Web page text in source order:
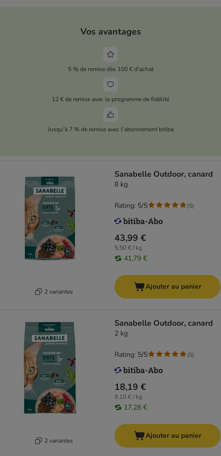
Vos avantages
5 % de remise dès 100 € d'achat
12 € de remise avec le programme de fidélité
Jusqu'à 7 % de remise avec l'abonnement bitiba
2 variantes
Sanabelle Outdoor, canard
8 kg
43,99 €
5,50 € / kg
41,79 €
Rating: 5/5 (5)
Ajouter au panier
2 variantes
Sanabelle Outdoor, canard
2 kg
18,19 €
9,10 € / kg
17,28 €
Rating: 5/5 (5)
Ajouter au panier